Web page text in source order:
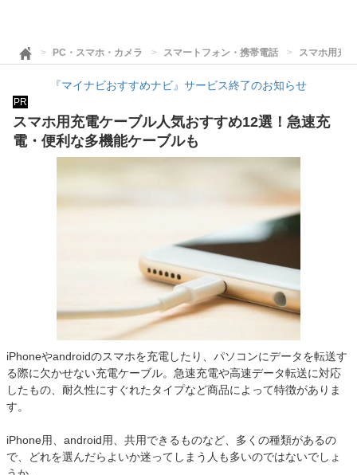
PC・スマホ・カメラ スマートフォン・携帯電話 スマホ用充
『マイナビおすすめナビ』サービス終了のお知らせ
PR
スマホ用充電ケーブル人気おすすめ12選！急速充
電・便利な多機能ケーブルも
iPhoneやandroidのスマホを充電したり、パソコンにデータを転送す
る際に欠かせない充電ケーブル。急速充電や高速データ転送に対応
したもの、耐久性にすぐれたタイプなど商品によって特徴がありま
す。
iPhone用、android用、共用できるものなど、多くの種類があるの
で、どれを選んだらよいか迷ってしまう人も多いのではないでしょ